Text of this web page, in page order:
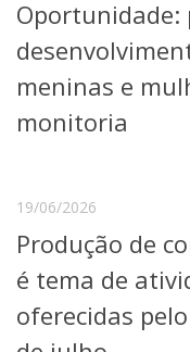
Pesquisa e Inovação
Linhas de Pesquisa
Centros, Núcleos
Pós-doutorado
Iniciação Científica
Transferência de
Artes, Cultura e
Bibliotecas
Oportunidade:
meninas e
monitoria
19/06/2026
Produção de
é tema de
oferecidas